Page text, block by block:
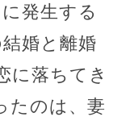
発生する
婚と離婚
に落ちてき
たのは、妻